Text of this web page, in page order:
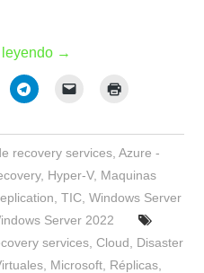
→
recovery services, Azure -
, Hyper-V, Maquinas
,TIC ,Windows Server
Server 2022
services ,Cloud
Disaster
Microsoft Réplicas